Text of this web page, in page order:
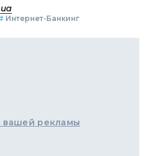
Интернет-Банкинг
вашей рекламы